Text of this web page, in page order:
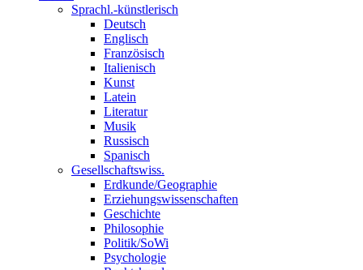
Sprachl.-künstlerisch
Deutsch
Englisch
Französisch
Italienisch
Kunst
Latein
Literatur
Musik
Russisch
Spanisch
Gesellschaftswiss.
Erdkunde/Geographie
Erziehungswissenschaften
Geschichte
Philosophie
Politik/SoWi
Psychologie